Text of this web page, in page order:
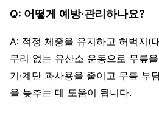
Q: 어떻게 예방·관리하나요?
A: 적정 체중을 유지하고 허벅지(
무리 없는 유산소 운동으로 무릎
기·계단 과사용을 줄이고 무릎 부
을 늦추는 데 도움이 됩니다.